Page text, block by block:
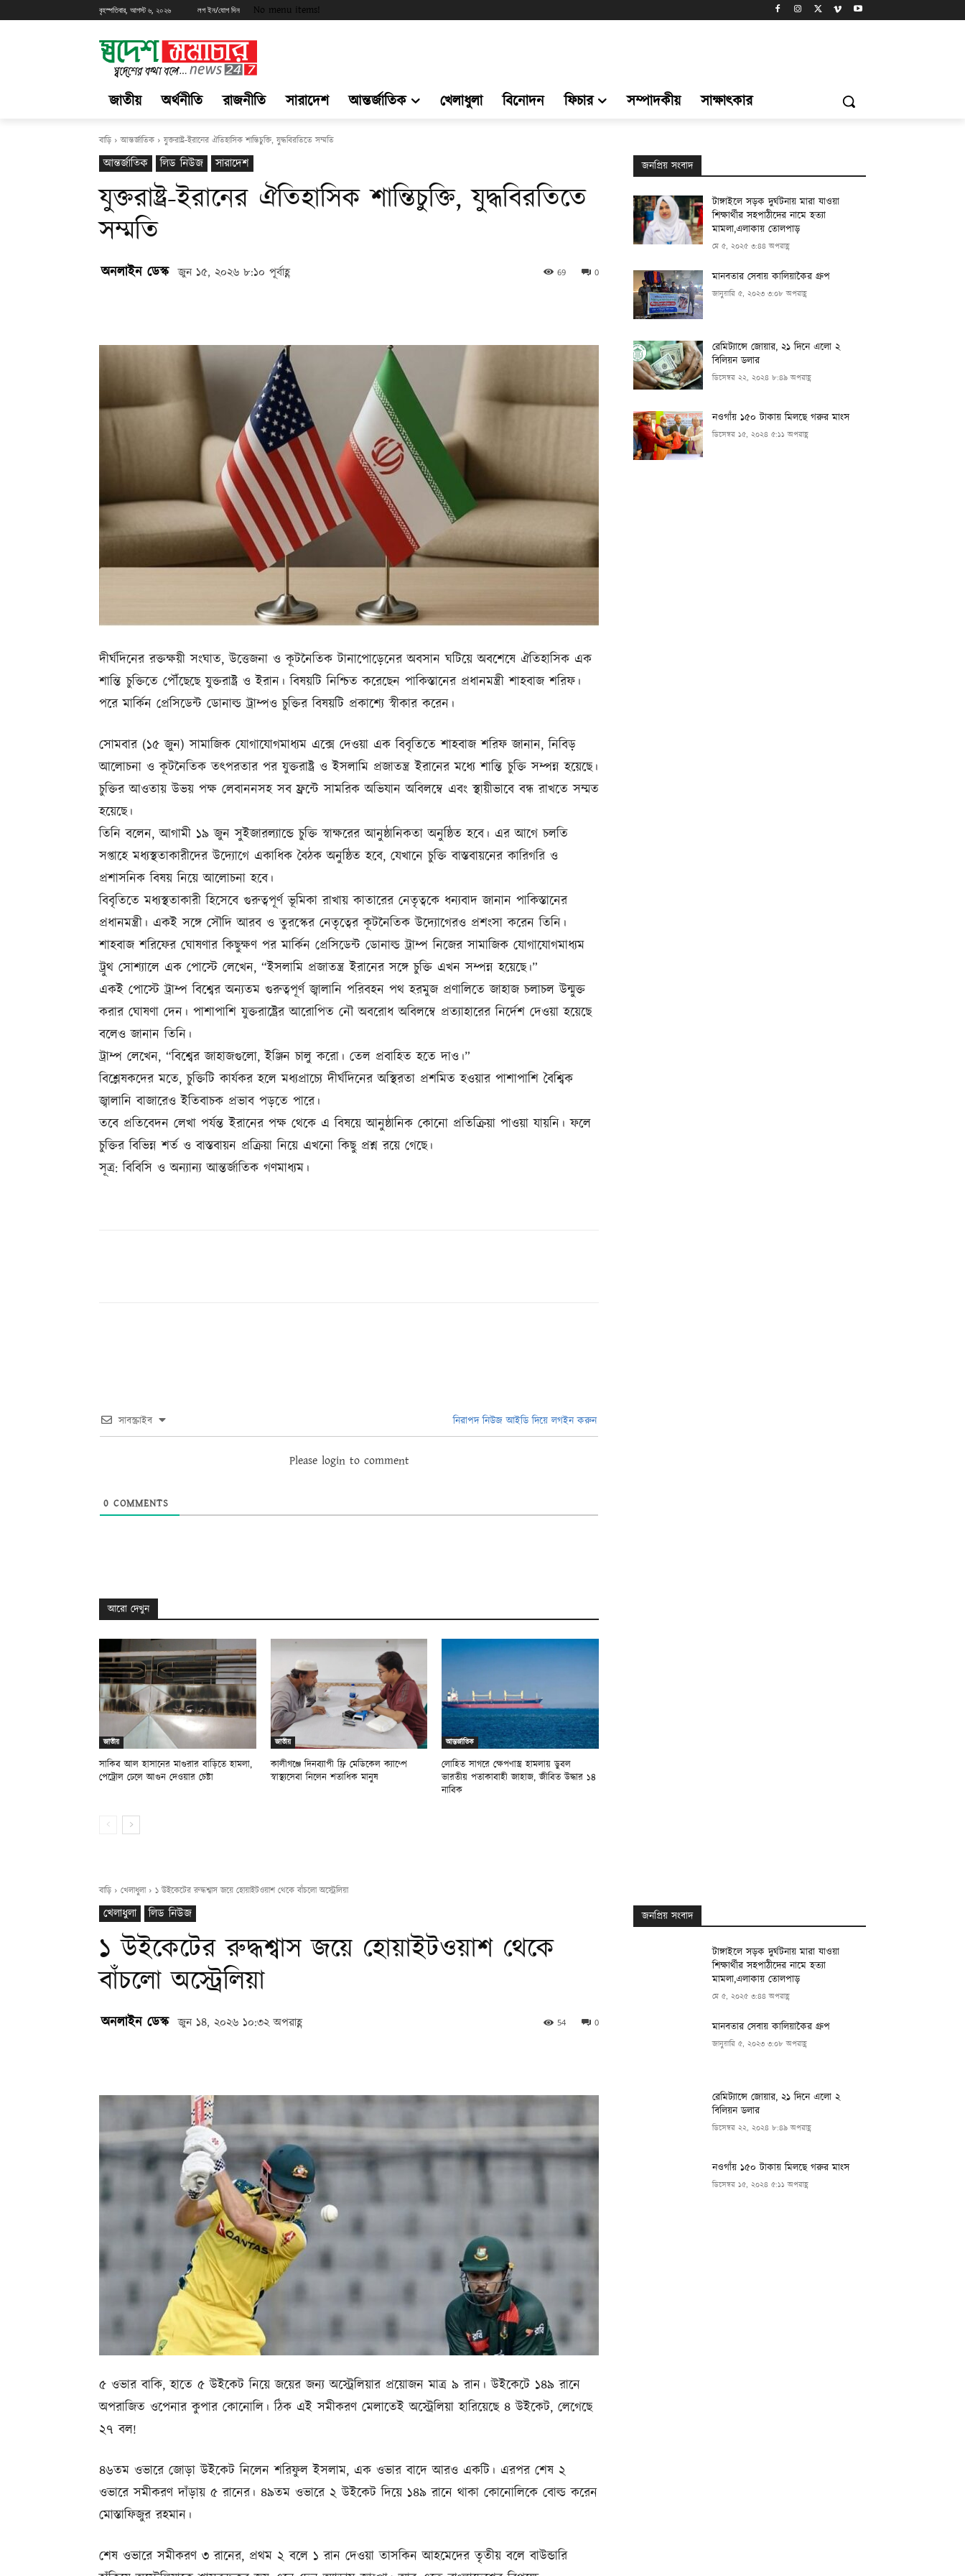
বৃহস্পতিবার, আগস্ট ৬, ২০২৬ লগ ইন/যোগ দিন No menu items!
জাতীয় অর্থনীতি রাজনীতি সারাদেশ আন্তর্জাতিক খেলাধুলা বিনোদন ফিচার সম্পাদকীয় সাক্ষাৎকার
বাড়ি আন্তর্জাতিক যুক্তরাষ্ট্র-ইরানের ঐতিহাসিক শান্তিচুক্তি, যুদ্ধবিরতিতে সম্মতি
আন্তর্জাতিক লিড নিউজ সারাদেশ
যুক্তরাষ্ট্র-ইরানের ঐতিহাসিক শান্তিচুক্তি, যুদ্ধবিরতিতে
সম্মতি
অনলাইন ডেস্ক জুন ১৫, ২০২৬ ৮:১০ পূর্বাহ্ণ 0
69
দীর্ঘদিনের রক্তক্ষয়ী সংঘাত, উত্তেজনা ও কূটনৈতিক টানাপোড়েনের অবসান ঘটিয়ে অবশেষে ঐতিহাসিক এক
শান্তি চুক্তিতে পৌঁছেছে যুক্তরাষ্ট্র ও ইরান। বিষয়টি নিশ্চিত করেছেন পাকিস্তানের প্রধানমন্ত্রী শাহবাজ শরিফ।
পরে মার্কিন প্রেসিডেন্ট ডোনাল্ড ট্রাম্পও চুক্তির বিষয়টি প্রকাশ্যে স্বীকার করেন।
সোমবার (১৫ জুন) সামাজিক যোগাযোগমাধ্যম এক্সে দেওয়া এক বিবৃতিতে শাহবাজ শরিফ জানান, নিবিড়
আলোচনা ও কূটনৈতিক তৎপরতার পর যুক্তরাষ্ট্র ও ইসলামি প্রজাতন্ত্র ইরানের মধ্যে শান্তি চুক্তি সম্পন্ন হয়েছে।
চুক্তির আওতায় উভয় পক্ষ লেবাননসহ সব ফ্রন্টে সামরিক অভিযান অবিলম্বে এবং স্থায়ীভাবে বন্ধ রাখতে সম্মত
হয়েছে।
তিনি বলেন, আগামী ১৯ জুন সুইজারল্যান্ডে চুক্তি স্বাক্ষরের আনুষ্ঠানিকতা অনুষ্ঠিত হবে। এর আগে চলতি
সপ্তাহে মধ্যস্থতাকারীদের উদ্যোগে একাধিক বৈঠক অনুষ্ঠিত হবে, যেখানে চুক্তি বাস্তবায়নের কারিগরি ও
প্রশাসনিক বিষয় নিয়ে আলোচনা হবে।
বিবৃতিতে মধ্যস্থতাকারী হিসেবে গুরুত্বপূর্ণ ভূমিকা রাখায় কাতারের নেতৃত্বকে ধন্যবাদ জানান পাকিস্তানের
প্রধানমন্ত্রী। একই সঙ্গে সৌদি আরব ও তুরস্কের নেতৃত্বের কূটনৈতিক উদ্যোগেরও প্রশংসা করেন তিনি।
শাহবাজ শরিফের ঘোষণার কিছুক্ষণ পর মার্কিন প্রেসিডেন্ট ডোনাল্ড ট্রাম্প নিজের সামাজিক যোগাযোগমাধ্যম
ট্রুথ সোশ্যালে এক পোস্টে লেখেন, “ইসলামি প্রজাতন্ত্র ইরানের সঙ্গে চুক্তি এখন সম্পন্ন হয়েছে।”
একই পোস্টে ট্রাম্প বিশ্বের অন্যতম গুরুত্বপূর্ণ জ্বালানি পরিবহন পথ হরমুজ প্রণালিতে জাহাজ চলাচল উন্মুক্ত
করার ঘোষণা দেন। পাশাপাশি যুক্তরাষ্ট্রের আরোপিত নৌ অবরোধ অবিলম্বে প্রত্যাহারের নির্দেশ দেওয়া হয়েছে
বলেও জানান তিনি।
ট্রাম্প লেখেন, “বিশ্বের জাহাজগুলো, ইঞ্জিন চালু করো। তেল প্রবাহিত হতে দাও।”
বিশ্লেষকদের মতে, চুক্তিটি কার্যকর হলে মধ্যপ্রাচ্যে দীর্ঘদিনের অস্থিরতা প্রশমিত হওয়ার পাশাপাশি বৈশ্বিক
জ্বালানি বাজারেও ইতিবাচক প্রভাব পড়তে পারে।
তবে প্রতিবেদন লেখা পর্যন্ত ইরানের পক্ষ থেকে এ বিষয়ে আনুষ্ঠানিক কোনো প্রতিক্রিয়া পাওয়া যায়নি। ফলে
চুক্তির বিভিন্ন শর্ত ও বাস্তবায়ন প্রক্রিয়া নিয়ে এখনো কিছু প্রশ্ন রয়ে গেছে।
সূত্র: বিবিসি ও অন্যান্য আন্তর্জাতিক গণমাধ্যম।
সাবস্ক্রাইব নিরাপদ নিউজ আইডি দিয়ে লগইন করুন
Please login to comment
0 COMMENTS
আরো দেখুন
জাতীয়
সাকিব আল হাসানের মাগুরার বাড়িতে হামলা,
পেট্রোল ঢেলে আগুন দেওয়ার চেষ্টা
জাতীয়
কালীগঞ্জে দিনব্যাপী ফ্রি মেডিকেল ক্যাম্পে
স্বাস্থ্যসেবা নিলেন শতাধিক মানুষ
আন্তর্জাতিক
লোহিত সাগরে ক্ষেপণাস্ত্র হামলায় ডুবল
ভারতীয় পতাকাবাহী জাহাজ, জীবিত উদ্ধার ১৪
নাবিক
জনপ্রিয় সংবাদ
টাঙ্গাইলে সড়ক দুর্ঘটনায় মারা যাওয়া
শিক্ষার্থীর সহপাঠীদের নামে হত্যা
মামলা,এলাকায় তোলপাড়
মে ৫, ২০২৫ ৩:৪৪ অপরাহ্ণ
মানবতার সেবায় কালিয়াকৈর গ্রুপ
জানুয়ারি ৫, ২০২৩ ৩:০৮ অপরাহ্ণ
রেমিট্যান্সে জোয়ার, ২১ দিনে এলো ২
বিলিয়ন ডলার
ডিসেম্বর ২২, ২০২৪ ৮:৪৯ অপরাহ্ণ
নওগাঁয় ১৫০ টাকায় মিলছে গরুর মাংস
ডিসেম্বর ১৫, ২০২৪ ৫:১১ অপরাহ্ণ